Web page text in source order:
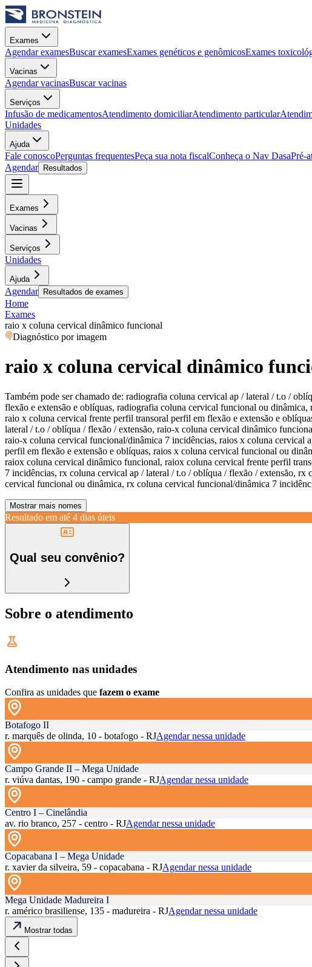
Exames
Agendar examesBuscar examesExames genéticos e genômicosExames
Vacinas
Agendar vacinasBuscar vacinas
Serviços
Infusão de medicamentosAtendimento domiciliarAtendimento particular
Unidades
Ajuda
Fale conoscoPerguntas frequentesPeça sua nota fiscalConheça o Nav DasaPré-
Agendar
Resultados
Exames
Vacinas
Serviços
Unidades
Ajuda
Agendar Resultados de exames
Home
Exames
raio x coluna cervical dinâmico funcional
Diagnóstico por imagem
raio x coluna cervical dinâmico
Também pode ser chamado de: radiografia coluna cervical ap / lateral / t.o /
flexão e extensão e oblíquas, radiografia coluna cervical funcional ou
raio x coluna cervical frente perfil transoral perfil em flexão e extensão e
lateral / t.o / oblíqua / flexão / extensão, raio-x coluna cervical dinâmico
raio-x coluna cervical funcional/dinâmica 7 incidências, raios x coluna
perfil em flexão e extensão e oblíquas, raios x coluna cervical funcional ou
raiox coluna cervical dinâmico funcional, raiox coluna cervical frente perfil
7 incidências, rx coluna cervical ap / lateral / t.o / oblíqua / flexão / extensão,
cervical funcional ou dinâmica, rx coluna cervical funcional/dinâmica 7
Mostrar mais nomes
Resultado em até 4 dias úteis
Qual seu convênio?
Sobre o atendimento
Atendimento nas unidades
Confira as unidades que fazem o exame
Botafogo II
r. marquês de olinda, 10 - botafogo - RJAgendar nessa unidade
Campo Grande II – Mega Unidade
r. viúva dantas, 190 - campo grande - RJAgendar nessa unidade
Centro I – Cinelândia
av. rio branco, 257 - centro - RJAgendar nessa unidade
Copacabana I – Mega Unidade
r. xavier da silveira, 59 - copacabana - RJAgendar nessa unidade
Mega Unidade Madureira I
r. américo brasiliense, 135 - madureira - RJAgendar nessa unidade
Mostrar todas